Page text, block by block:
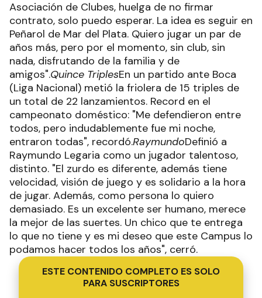
Asociación de Clubes, huelga de no firmar
contrato, solo puedo esperar. La idea es seguir en
Peñarol de Mar del Plata. Quiero jugar un par de
años más, pero por el momento, sin club, sin
nada, disfrutando de la familia y de
amigos".Quince TriplesEn un partido ante Boca
(Liga Nacional) metió la friolera de 15 triples de
un total de 22 lanzamientos. Record en el
campeonato doméstico: "Me defendieron entre
todos, pero indudablemente fue mi noche,
entraron todas", recordó.RaymundoDefinió a
Raymundo Legaria como un jugador talentoso,
distinto. "El zurdo es diferente, además tiene
velocidad, visión de juego y es solidario a la hora
de jugar. Además, como persona lo quiero
demasiado. Es un excelente ser humano, merece
la mejor de las suertes. Un chico que te entrega
lo que no tiene y es mi deseo que este Campus lo
podamos hacer todos los años", cerró.
ESTE CONTENIDO COMPLETO ES SOLO
PARA SUSCRIPTORES